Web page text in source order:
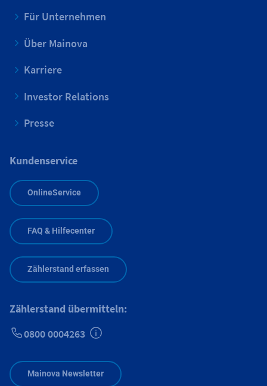
Für Unternehmen
Über Mainova
Karriere
Investor Relations
Presse
Kundenservice
OnlineService
FAQ & Hilfecenter
Zählerstand erfassen
Zählerstand übermitteln:
0800 0004263
Mainova Newsletter